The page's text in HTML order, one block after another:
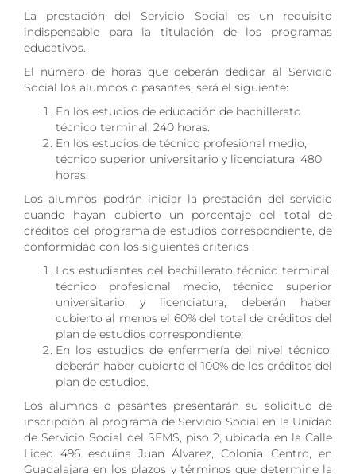
La prestación del Servicio Social es un requisito
indispensable para la titulación de los programas
educativos.
El número de horas que deberán dedicar al Servicio
Social los alumnos o pasantes, será el siguiente:
En los estudios de educación de bachillerato
técnico terminal, 240 horas.
En los estudios de técnico profesional medio,
técnico superior universitario y licenciatura, 480
horas.
Los alumnos podrán iniciar la prestación del servicio
cuando hayan cubierto un porcentaje del total de
créditos del programa de estudios correspondiente, de
conformidad con los siguientes criterios:
Los estudiantes del bachillerato técnico terminal,
técnico profesional medio, técnico superior
universitario y licenciatura, deberán haber
cubierto al menos el 60% del total de créditos del
plan de estudios correspondiente;
En los estudios de enfermería del nivel técnico,
deberán haber cubierto el 100% de los créditos del
plan de estudios.
Los alumnos o pasantes presentarán su solicitud de
inscripción al programa de Servicio Social en la Unidad
de Servicio Social del SEMS, piso 2, ubicada en la Calle
Liceo 496 esquina Juan Álvarez, Colonia Centro, en
Guadalajara en los plazos y términos que determine la